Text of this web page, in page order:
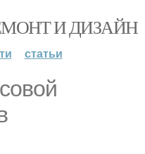
И ДИЗАЙН
статьи